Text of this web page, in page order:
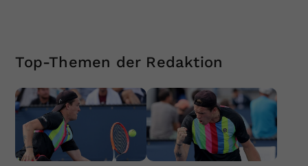
Top-Themen der Redaktion